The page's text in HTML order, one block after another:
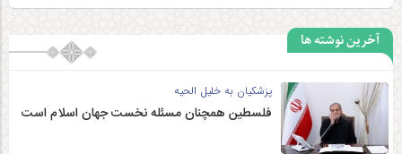
آخرین نوشته ها
پزشکیان به خلیل الحیه
فلسطین همچنان مسئله نخست جهان اسلام است